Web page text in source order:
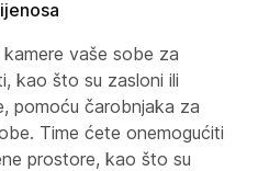
vaše sobe za
kao što su zasloni ili
pomoću čarobnjaka za
Time ćete onemogućiti
prostore, kao što su